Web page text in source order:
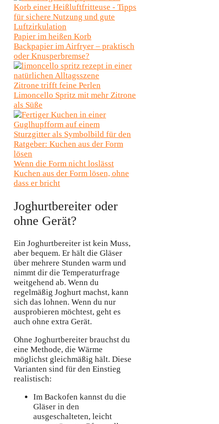
Papier im heißen Korb
Backpapier im Airfryer – praktisch
oder Knusperbremse?
Zitrone trifft feine Perlen
Limoncello Spritz mit mehr Zitrone
als Süße
Wenn die Form nicht loslässt
Kuchen aus der Form lösen, ohne
dass er bricht
Joghurtbereiter oder
ohne Gerät?
Ein Joghurtbereiter ist kein Muss,
aber bequem. Er hält die Gläser
über mehrere Stunden warm und
nimmt dir die Temperaturfrage
weitgehend ab. Wenn du
regelmäßig Joghurt machst, kann
sich das lohnen. Wenn du nur
ausprobieren möchtest, geht es
auch ohne extra Gerät.
Ohne Joghurtbereiter brauchst du
eine Methode, die Wärme
möglichst gleichmäßig hält. Diese
Varianten sind für den Einstieg
realistisch:
Im Backofen kannst du die
Gläser in den
ausgeschalteten, leicht